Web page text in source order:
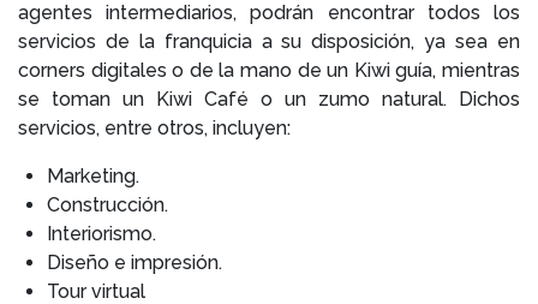
agentes intermediarios, podrán encontrar todos los
servicios de la franquicia a su disposición, ya sea en
corners digitales o de la mano de un Kiwi guía, mientras
se toman un Kiwi Café o un zumo natural. Dichos
servicios, entre otros, incluyen:
Marketing.
Construcción.
Interiorismo.
Diseño e impresión.
Tour virtual